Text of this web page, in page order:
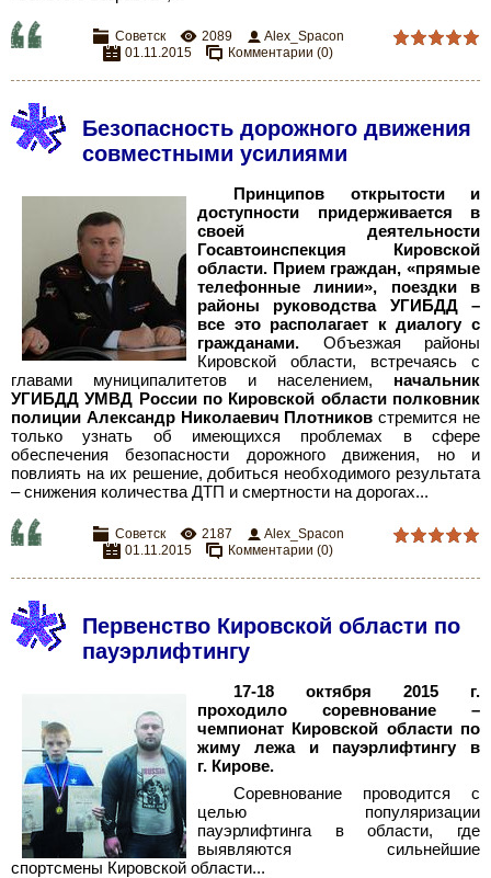
Советск 2089
Alex_Spacon
01.11.2015
Комментарии (0)
Безопасность дорожного движения
совместными усилиями
Принципов открытости и
доступности придерживается в
своей деятельности
Госавтоинспекция Кировской
области. Прием граждан, «прямые
телефонные линии», поездки в
районы руководства УГИБДД –
все это располагает к диалогу с
гражданами. Объезжая районы
Кировской области, встречаясь с
главами муниципалитетов и населением, начальник
УГИБДД УМВД России по Кировской области полковник
полиции Александр Николаевич Плотниковстремится не
только узнать об имеющихся проблемах в сфере
обеспечения безопасности дорожного движения, но и
повлиять на их решение, добиться необходимого результата
– снижения количества ДТП и смертности на дорогах...
Советск 2187
Alex_Spacon
01.11.2015
Комментарии (0)
Первенство Кировской области по
пауэрлифтингу
17-18 октября 2015 г.
проходило соревнование –
чемпионат Кировской области по
жиму лежа и пауэрлифтингу в
г. Кирове.
Соревнование проводится с
целью популяризации
пауэрлифтинга в области, где
выявляются сильнейшие
спортсмены Кировской области...